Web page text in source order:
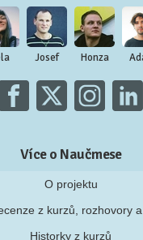
Josef Honza
Více o Naučmese
O projektu
z kurzů, rozhovory
Historky z kurzů